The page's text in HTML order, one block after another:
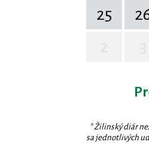
25
* Žilinský diár
sa jednotlivých